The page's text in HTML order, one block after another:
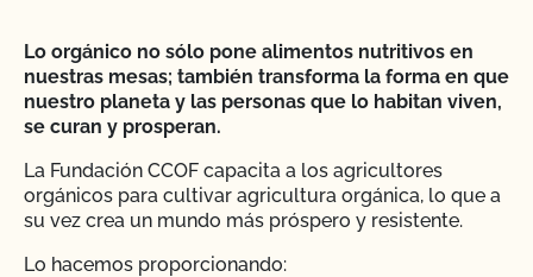
Lo orgánico no sólo pone alimentos nutritivos en
nuestras mesas; también transforma la forma en que
nuestro planeta y las personas que lo habitan viven,
se curan y prosperan.
La Fundación CCOF capacita a los agricultores
orgánicos para cultivar agricultura orgánica, lo que a
su vez crea un mundo más próspero y resistente.
Lo hacemos proporcionando: